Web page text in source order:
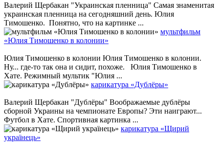
Валерий Щербакан "Украинская пленница" Самая знаменитая
украинская пленница на сегодняшний день. Юлия
Тимошенко. Понятно, что на картинке ...
мультфильм
«Юлия Тимошенко в колонии»
Юлия Тимошенко в колонии Юлия Тимошенко в колонии.
Ну... где-то так она и сидит, похоже. Юлия Тимошенко в
Хате. Режимный мультик "Юлия ...
карикатура «Дублёры»
Валерий Щербакан "Дублёры" Воображаемые дублёры
сборной Украины на чемпионате Европы? Эти наиграют...
Футбол в Хате. Спортивная картинка ...
карикатура «Щирий
українець»